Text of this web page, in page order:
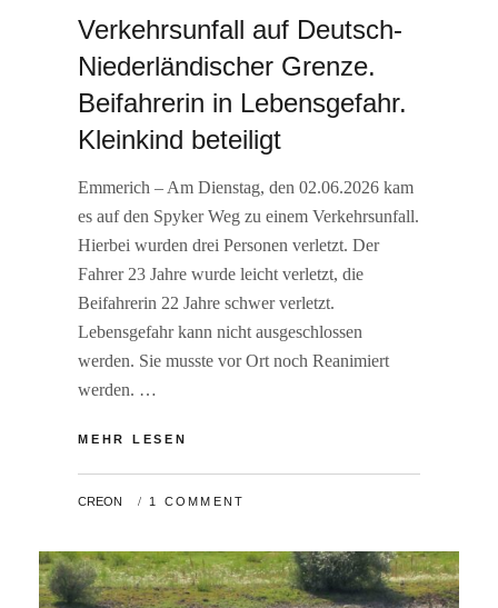
Verkehrsunfall auf Deutsch-
Niederländischer Grenze.
Beifahrerin in Lebensgefahr.
Kleinkind beteiligt
Emmerich – Am Dienstag, den 02.06.2026 kam
es auf den Spyker Weg zu einem Verkehrsunfall.
Hierbei wurden drei Personen verletzt. Der
Fahrer 23 Jahre wurde leicht verletzt, die
Beifahrerin 22 Jahre schwer verletzt.
Lebensgefahr kann nicht ausgeschlossen
werden. Sie musste vor Ort noch Reanimiert
werden. …
MEHR LESEN
NIEDERLÄNDISCHER
BEIFAHRERIN
IN
LEBENSGEFAHR.
BY
CREON 1 COMMENT